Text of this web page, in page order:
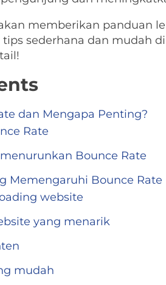
memberikan panduan
sederhana dan mudah
dan Mengapa Penting?
Rate
Bounce Rate
Memengaruhi Bounce Rate
website
yang menarik
mudah